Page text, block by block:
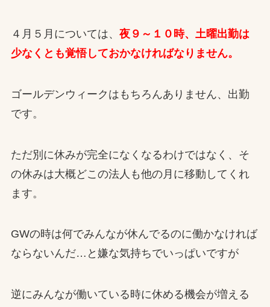
４月５月については、 夜９～１０時、土曜出勤は
少なくとも覚悟しておかなければなりません。
ゴールデンウィークはもちろんありません、出勤
です。
ただ別に休みが完全になくなるわけではなく、そ
の休みは大概どこの法人も他の月に移動してくれ
ます。
GWの時は何でみんなが休んでるのに働かなければ
ならないんだ…と嫌な気持ちでいっぱいですが
逆にみんなが働いている時に休める機会が増える